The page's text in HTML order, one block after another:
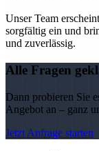
Unser Team
sorgfältig ein und
und zuverlässig.
Alle Fragen
Dann probieren Sie
Angebot an – ganz
Jetzt Anfrage starten